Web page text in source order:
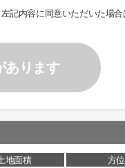
記内容に同意いただいた場
あります
地面積 方位